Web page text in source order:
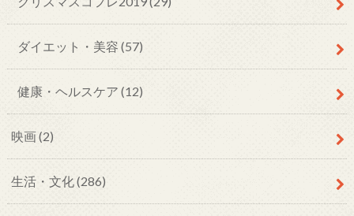
ダイエット・美容 (57)
健康・ヘルスケア (12)
映画 (2)
生活・文化 (286)